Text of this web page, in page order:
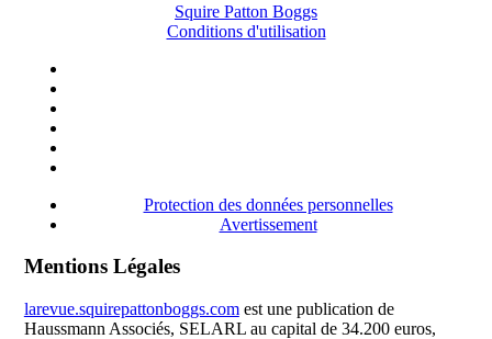
Squire Patton Boggs
Conditions d'utilisation
Protection des données personnelles
Avertissement
Mentions Légales
larevue.squirepattonboggs.comest une publication de
Haussmann Associés, SELARL au capital de 34.200 euros,